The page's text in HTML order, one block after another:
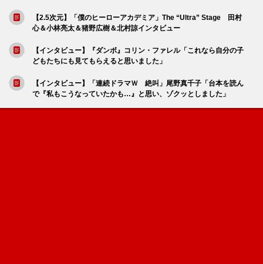
【2.5次元】「僕のヒーローアカデミア」The “Ultra” Stage 田村
心＆小林亮太＆猪野広樹＆北村諒インタビュー
【インタビュー】『ダンボ』コリン・ファレル「これなら自分の子
どもたちにも見てもらえると思いました」
【インタビュー】「連続ドラマＷ 絶叫」尾野真千子「台本を読ん
で『私もこうなっていたかも…』と思い、ゾクッとしました」